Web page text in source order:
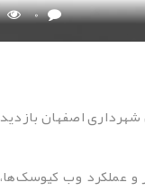
0
شهرداری اصفهان بازدید
و عملکرد وب کیوسک‌ها،